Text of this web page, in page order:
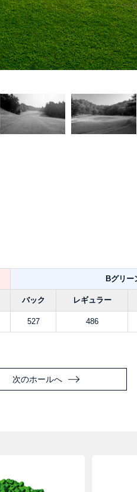
Bグリー
バック レギュラー
527 486
次のホールへ